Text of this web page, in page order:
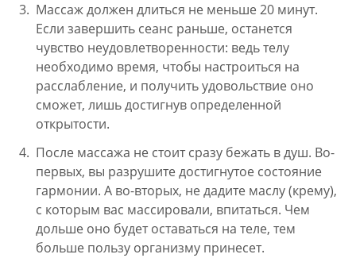
Массаж должен длиться не меньше 20 минут.
Если завершить сеанс раньше, останется
чувство неудовлетворенности: ведь телу
необходимо время, чтобы настроиться на
расслабление, и получить удовольствие оно
сможет, лишь достигнув определенной
открытости.
После массажа не стоит сразу бежать в душ. Во-
первых, вы разрушите достигнутое состояние
гармонии. А во-вторых, не дадите маслу (крему),
с которым вас массировали, впитаться. Чем
дольше оно будет оставаться на теле, тем
больше пользу организму принесет.